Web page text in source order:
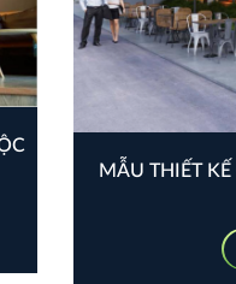
MẪU THIẾT